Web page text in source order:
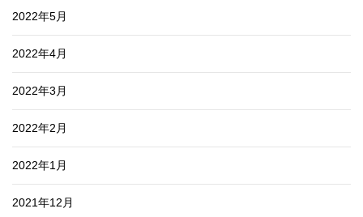
2022年5月
2022年4月
2022年3月
2022年2月
2022年1月
2021年12月